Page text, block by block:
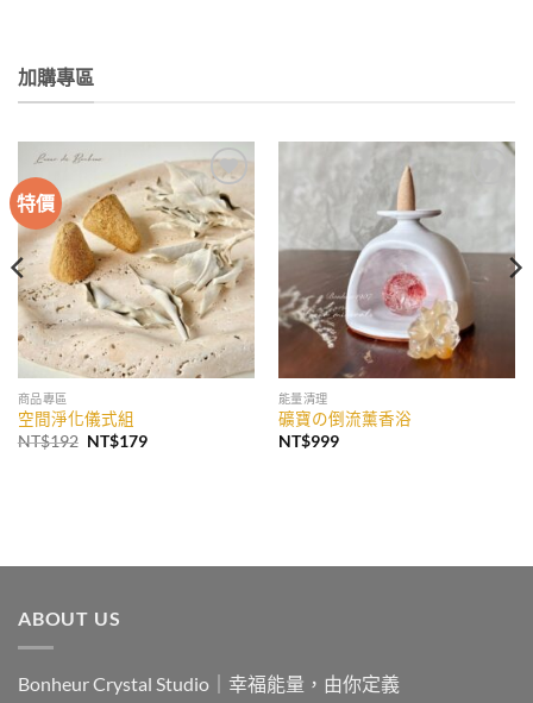
加購專區
特價
加入
收藏
商品專區
空間淨化儀式組
NT$192 原
NT$179目
收藏
能量清理
礦寶の倒流薰香浴
NT$999
ABOUT US
Bonheur Crystal Studio｜幸福能量，由你定義